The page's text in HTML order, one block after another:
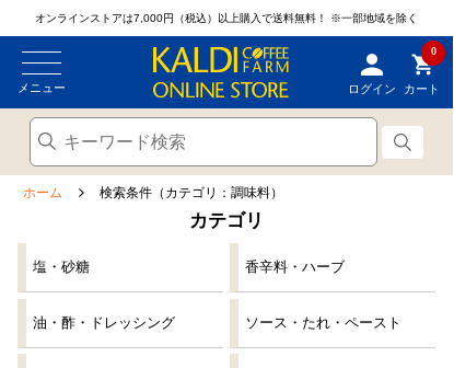
オンラインストアは7,000円（税込）以上購入で送料無料！ ※一部地域を除く
メニュー ログイン
0
カート
ホーム 検索条件（カテゴリ：調味料）
カテゴリ
塩・砂糖 香辛料・ハーブ
油・酢・ドレッシング ソース・たれ・ペースト